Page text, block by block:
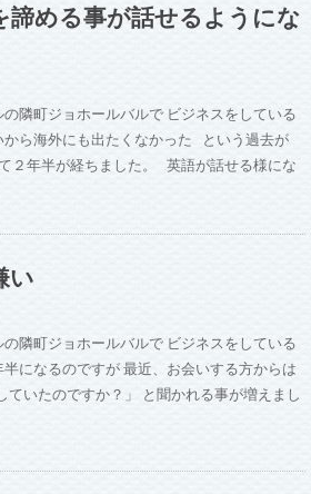
諦める事が話せるようにな
隣町ジョホールバルで ビジネスをしている
ら海外にも出たくなかった という過去が
２年半が経ちました。 英語が話せる様にな
い
隣町ジョホールバルで ビジネスをしている
になるのですが 最近、お会いする方からは
ていたのですか？」 と聞かれる事が増えまし